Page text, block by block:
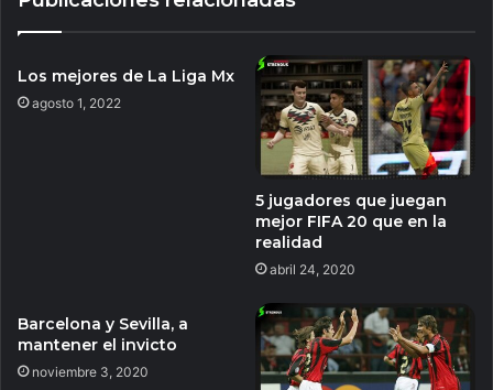
Los mejores de La Liga Mx
agosto 1, 2022
5 jugadores que juegan
mejor FIFA 20 que en la
realidad
abril 24, 2020
Barcelona y Sevilla, a
mantener el invicto
noviembre 3, 2020